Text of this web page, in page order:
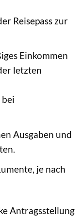
Reisepass zur
Einkommen
letzten
Ausgaben und
je nach
Antragsstellung